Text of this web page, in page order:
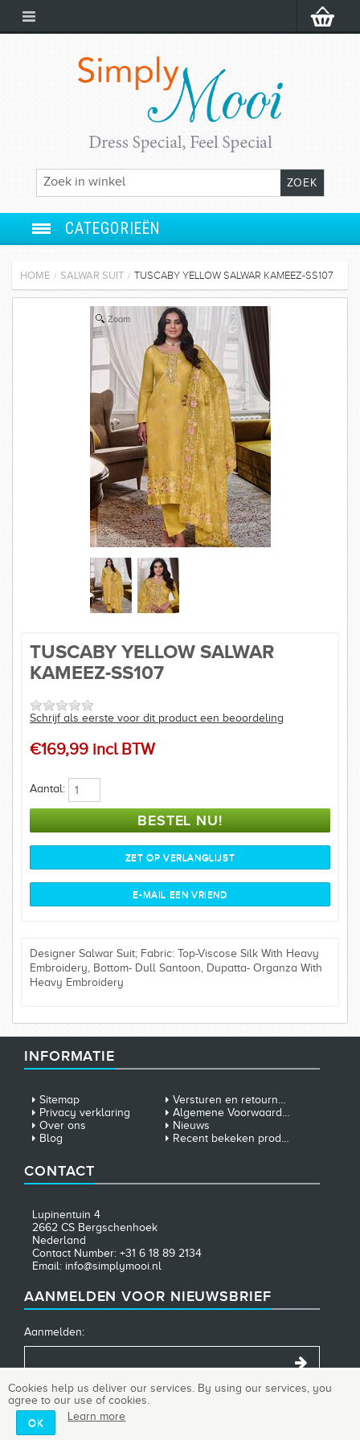
CATEGORIEËN
SALWAR SUIT
MAATTABELLEN
HOME / SALWAR SUIT / TUSCABY YELLOW SALWAR KAMEEZ-SS107
Zoom
TUSCABY YELLOW SALWAR
KAMEEZ-SS107
Schrijf als eerste voor dit product een beoordeling
€169,99 incl BTW
Aantal:
Designer Salwar Suit; Fabric: Top-Viscose Silk With Heavy
Embroidery, Bottom- Dull Santoon, Dupatta- Organza With
Heavy Embroidery
INFORMATIE
Sitemap
Versturen en retourneren
Privacy verklaring
Algemene Voorwaarden
Over ons
Nieuws
Blog
Recent bekeken producten
CONTACT
Lupinentuin 4
2662 CS Bergschenhoek
Nederland
Contact Number: +31 6 18 89 2134
Email: info@simplymooi.nl
AANMELDEN VOOR NIEUWSBRIEF
Aanmelden:
Copyright ; 2026 SimplyMooi. Alle rechten voorbehouden.
Powered by
Cookies help us deliver our services. By using our services, you
agree to our use of cookies.
OK
Learn more